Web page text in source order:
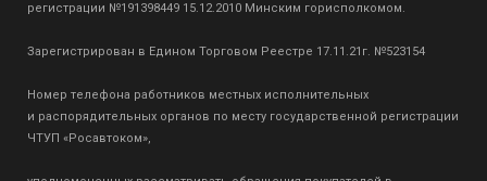
регистрации №191398449 15.12.2010 Минским горисполкомом.
Зарегистрирован в Едином Торговом Реестре 17.11.21г. №523154
Номер телефона работников местных исполнительных
и распорядительных органов по месту государственной регистрации
ЧТУП «Росавтоком»,